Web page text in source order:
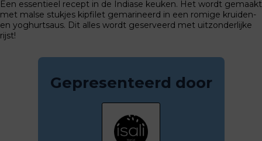
Een essentieel recept in de Indiase keuken. Het wordt gemaakt
met malse stukjes kipfilet gemarineerd in een romige kruiden-
en yoghurtsaus. Dit alles wordt geserveerd met uitzonderlijke
rijst!
Gepresenteerd door